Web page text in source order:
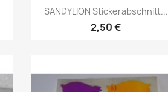
SANDYLION Stickerabschnitt...
2,50 €